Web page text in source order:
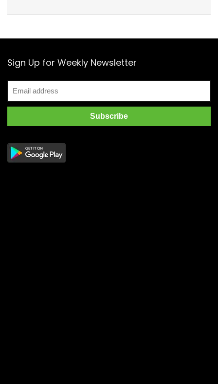
Sign Up for Weekly Newsletter